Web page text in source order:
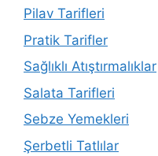
Pilav Tarifleri
Pratik Tarifler
Sağlıklı Atıştırmalıklar
Salata Tarifleri
Sebze Yemekleri
Şerbetli Tatlılar